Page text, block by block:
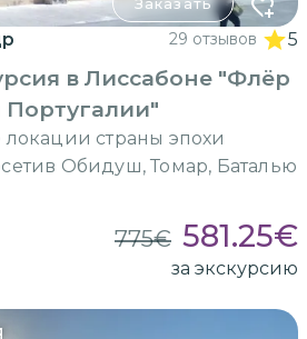
Заказать
29 отзывов 5
в Лиссабоне "Флёр
Португалии"
локации страны эпохи
Обидуш, Томар, Баталью
775€ 581.25€
за экскурсию